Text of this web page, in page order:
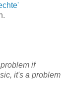
if
it's a problem